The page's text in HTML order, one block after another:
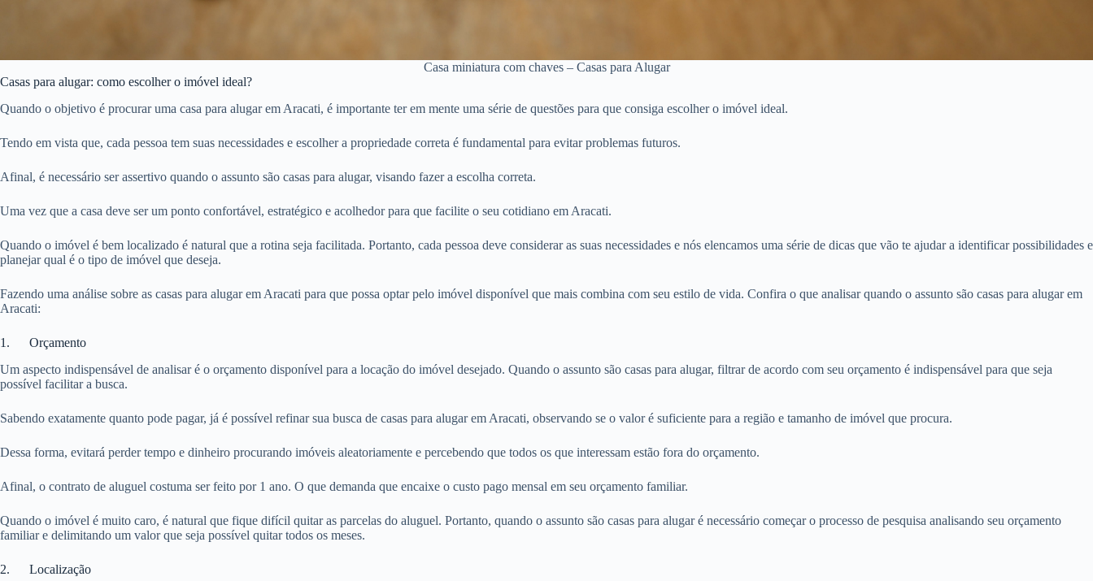
Casa miniatura com chaves – Casas para Alugar
Casas para alugar: como escolher o imóvel ideal?
Quando o objetivo é procurar uma casa para alugar em Aracati, é importante ter em mente uma série de questões para que consiga escolher o imóvel ideal.
Tendo em vista que, cada pessoa tem suas necessidades e escolher a propriedade correta é fundamental para evitar problemas futuros.
Afinal, é necessário ser assertivo quando o assunto são casas para alugar, visando fazer a escolha correta.
Uma vez que a casa deve ser um ponto confortável, estratégico e acolhedor para que facilite o seu cotidiano em Aracati.
Quando o imóvel é bem localizado é natural que a rotina seja facilitada. Portanto, cada pessoa deve considerar as suas necessidades e nós elencamos uma série de dicas que vão te ajudar a identificar possibilidades e
planejar qual é o tipo de imóvel que deseja.
Fazendo uma análise sobre as casas para alugar em Aracati para que possa optar pelo imóvel disponível que mais combina com seu estilo de vida. Confira o que analisar quando o assunto são casas para alugar em
Aracati:
1. Orçamento
Um aspecto indispensável de analisar é o orçamento disponível para a locação do imóvel desejado. Quando o assunto são casas para alugar, filtrar de acordo com seu orçamento é indispensável para que seja
possível facilitar a busca.
Sabendo exatamente quanto pode pagar, já é possível refinar sua busca de casas para alugar em Aracati, observando se o valor é suficiente para a região e tamanho de imóvel que procura.
Dessa forma, evitará perder tempo e dinheiro procurando imóveis aleatoriamente e percebendo que todos os que interessam estão fora do orçamento.
Afinal, o contrato de aluguel costuma ser feito por 1 ano. O que demanda que encaixe o custo pago mensal em seu orçamento familiar.
Quando o imóvel é muito caro, é natural que fique difícil quitar as parcelas do aluguel. Portanto, quando o assunto são casas para alugar é necessário começar o processo de pesquisa analisando seu orçamento
familiar e delimitando um valor que seja possível quitar todos os meses.
2. Localização